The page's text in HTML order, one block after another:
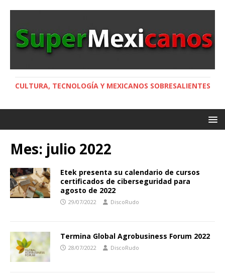
CULTURA, TECNOLOGÍA Y MEXICANOS SOBRESALIENTES
Mes: julio 2022
Etek presenta su calendario de cursos
certificados de ciberseguridad para
agosto de 2022
29/07/2022 DiscoRudo
Termina Global Agrobusiness Forum 2022
28/07/2022 DiscoRudo